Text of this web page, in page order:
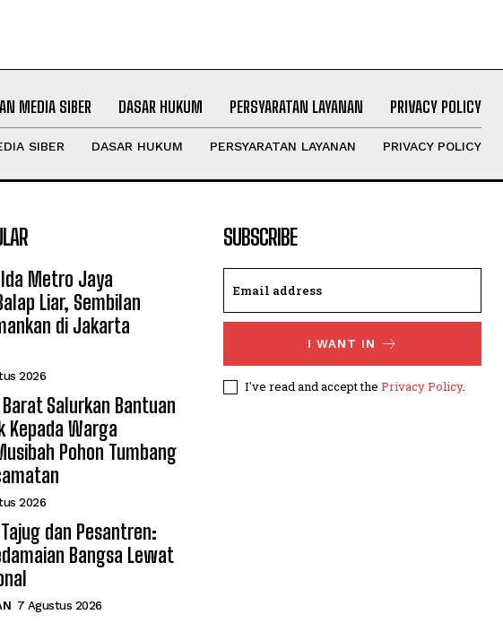
MEDIA SIBER DASAR HUKUM PERSYARATAN LAYANAN PRIVACY POLICY
SIBER DASAR HUKUM PERSYARATAN LAYANAN PRIVACY POLICY
Metro Jaya
Liar, Sembilan
di Jakarta
2026
Barat Salurkan Bantuan
Kepada Warga
Pohon Tumbang
2026
dan Pesantren:
Bangsa Lewat
7 Agustus 2026
SUBSCRIBE
I WANT IN
I've read and accept the Privacy Policy.